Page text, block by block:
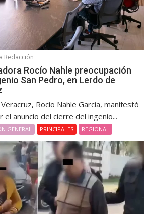
Redacción
Rocío Nahle preocupación
San Pedro, en Lerdo de
Rocío Nahle García, manifestó
el anuncio del cierre del ingenio...
GENERAL PRINCIPALES REGIONAL